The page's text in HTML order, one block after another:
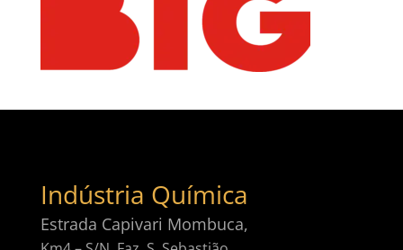
Indústria Química
Estrada Capivari Mombuca,